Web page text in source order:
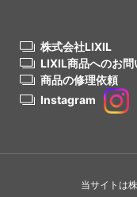
株式会社LIXIL
LIXIL商品へのお問
商品の修理依頼
Instagram
当サイトは